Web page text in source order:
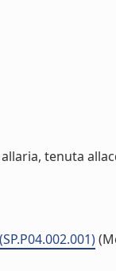
tenuta